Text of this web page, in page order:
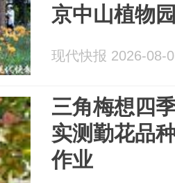
京中山植物
现代快报 2026-08-
三角梅想四
实测勤花品
作业